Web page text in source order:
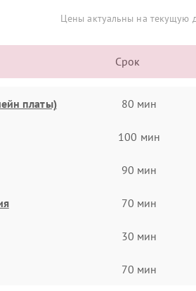
Цены актуальны на текущую
Срок
платы) 80 мин
100 мин
90 мин
70 мин
30 мин
70 мин